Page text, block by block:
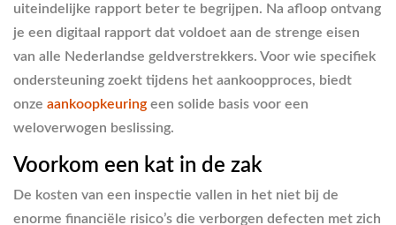
uiteindelijke rapport beter te begrijpen. Na afloop ontvang
je een digitaal rapport dat voldoet aan de strenge eisen
van alle Nederlandse geldverstrekkers. Voor wie specifiek
ondersteuning zoekt tijdens het aankoopproces, biedt
onze aankoopkeuring een solide basis voor een
weloverwogen beslissing.
Voorkom een kat in de zak
De kosten van een inspectie vallen in het niet bij de
enorme financiële risico’s die verborgen defecten met zich